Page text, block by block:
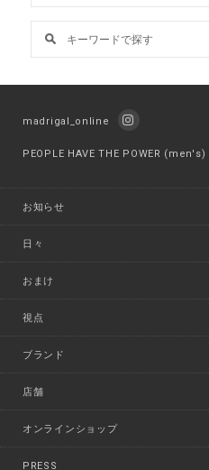
madrigal_online
PEOPLE HAVE THE POWER (men's)
お知らせ
日々
おまけ
視点
ブランド
店舗
オンラインショップ
PRESS